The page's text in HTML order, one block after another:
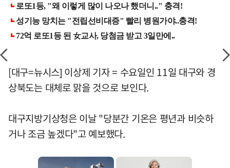
[대구=뉴시스] 이상제 기자 = 수요일인 11일 대구와 경
상북도는 대체로 맑을 것으로 보인다.
대구지방기상청은 이날 "당분간 기온은 평년과 비슷하
거나 조금 높겠다"고 예보했다.